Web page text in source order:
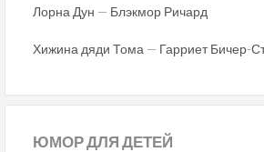
Лорна Дун — Блэкмор Ричард
Хижина дяди Тома — Гарриет Бичер-
ЮМОРДЛЯ ДЕТЕЙ